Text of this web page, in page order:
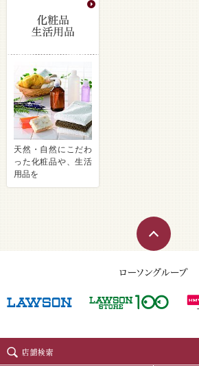
天然・自然にこだわ
った化粧品や、生活
用品を